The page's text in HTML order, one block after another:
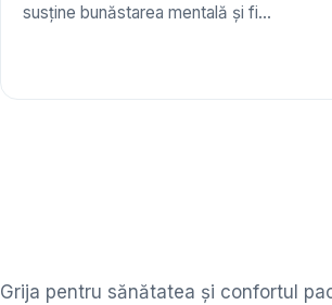
susține bunăstarea mentală și fi...
Grija pentru sănătatea și confortul